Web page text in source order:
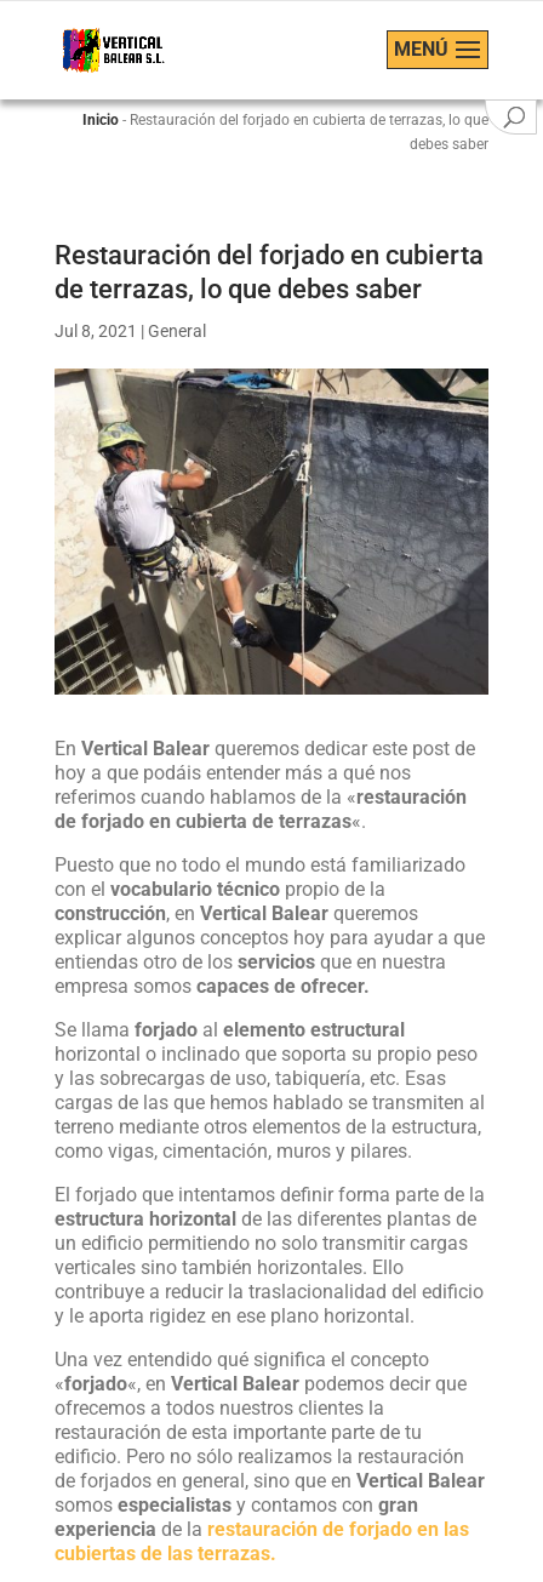
MENÚ
Inicio - Restauración del forjado en cubierta de terrazas, lo que
debes saber
Restauración del forjado en cubierta
de terrazas, lo que debes saber
Jul 8, 2021 |General
En Vertical Balearqueremos dedicar este post de
hoy a que podáis entender más a qué nos
referimos cuando hablamos de la «restauración
de forjado en cubierta de terrazas«.
Puesto que no todo el mundo está familiarizado
con el vocabulario técnicopropio de la
construcción, en Vertical Balearqueremos
explicar algunos conceptos hoy para ayudar a que
entiendas otro de los serviciosque en nuestra
empresa somos capaces de ofrecer.
Se llama forjadoal elemento estructural
horizontal o inclinado que soporta su propio peso
y las sobrecargas de uso, tabiquería, etc. Esas
cargas de las que hemos hablado se transmiten al
terreno mediante otros elementos de la estructura,
como vigas, cimentación, muros y pilares.
El forjado que intentamos definir forma parte de la
estructura horizontalde las diferentes plantas de
un edificio permitiendo no solo transmitir cargas
verticales sino también horizontales. Ello
contribuye a reducir la traslacionalidad del edificio
y le aporta rigidez en ese plano horizontal.
Una vez entendido qué significa el concepto
«forjado«, en Vertical Balearpodemos decir que
ofrecemos a todos nuestros clientes la
restauración de esta importante parte de tu
edificio. Pero no sólo realizamos la restauración
de forjados en general, sino que en Vertical Balear
somos especialistasy contamos con gran
experiencia de la restauración de forjado en las
cubiertas de las terrazas.